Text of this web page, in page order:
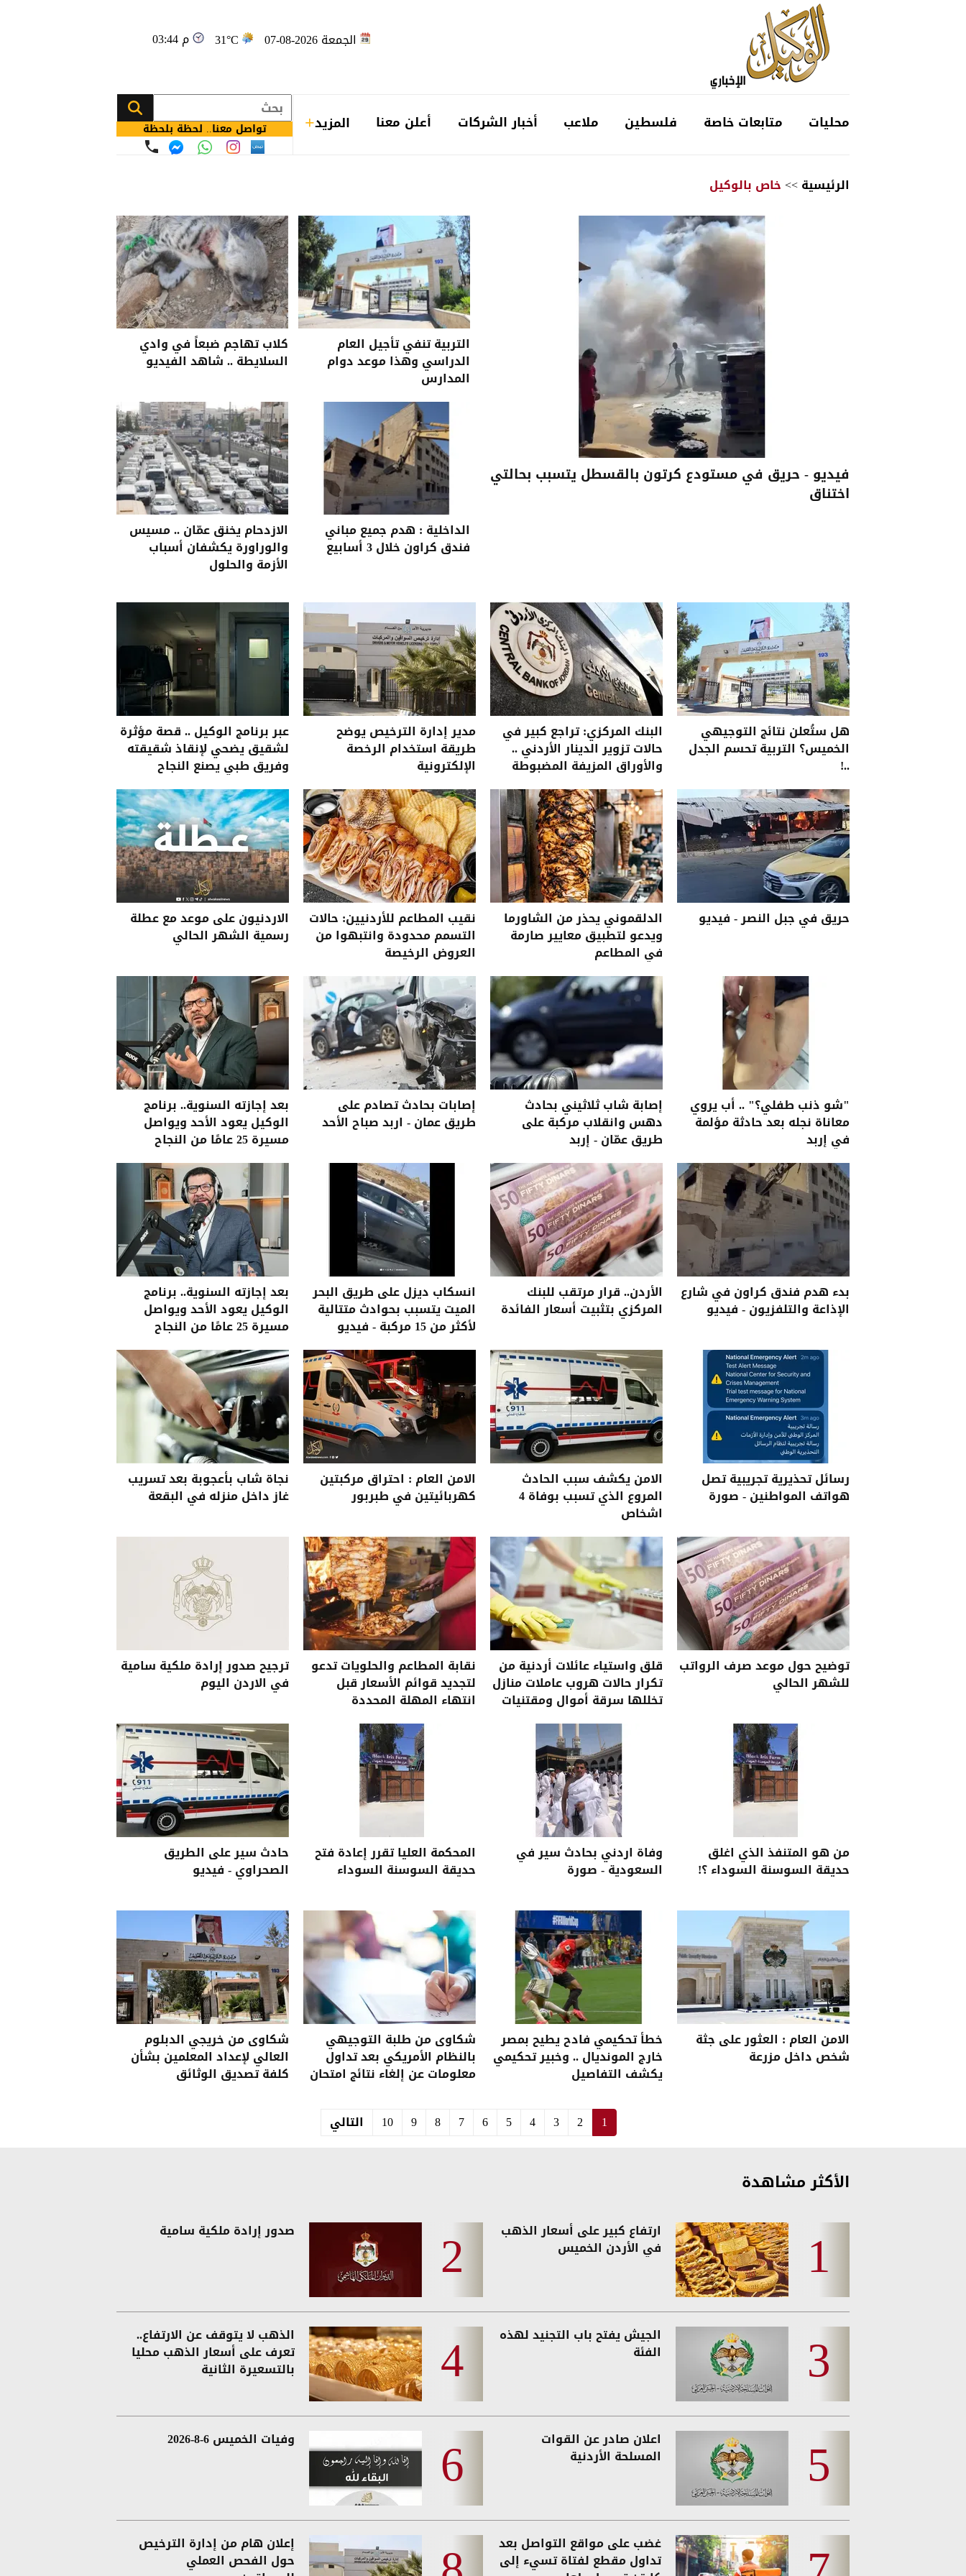
الجمعة 2026-08-07 31°C 03:44 م
محليات متابعات خاصة فلسطين ملاعب أخبار الشركات أعلن معنا المزيد تواصل معنا.. لحظة بلحظة
الرئيسية>>خاص بالوكيل
فيديو - حريق في مستودع كرتون بالقسطل يتسبب بحالتي
اختناق
التربية تنفي تأجيل العام
الدراسي وهذا موعد دوام
المدارس
الداخلية : هدم جميع مباني
فندق كراون خلال 3 أسابيع
كلاب تهاجم ضبعاً في وادي
السلايطة .. شاهد الفيديو
الازدحام يخنق عمّان .. مسيس
والوراورة يكشفان أسباب
الأزمة والحلول
هل ستُعلن نتائج التوجيهي
الخميس؟ التربية تحسم الجدل
..!
البنك المركزي: تراجع كبير في
حالات تزوير الدينار الأردني ..
والأوراق المزيفة المضبوطة
مدير إدارة الترخيص يوضح
طريقة استخدام الرخصة
الإلكترونية
عبر برنامج الوكيل .. قصة مؤثرة
لشقيق يضحي لإنقاذ شقيقته
وفريق طبي يصنع النجاح
حريق في جبل النصر - فيديو الدلقموني يحذر من الشاورما
ويدعو لتطبيق معايير صارمة
في المطاعم
نقيب المطاعم للأردنيين: حالات
التسمم محدودة وانتبهوا من
العروض الرخيصة
الاردنيون على موعد مع عطلة
رسمية الشهر الحالي
"شو ذنب طفلي؟" .. أب يروي
معاناة نجله بعد حادثة مؤلمة
في إربد
إصابة شاب ثلاثيني بحادث
دهس وانقلاب مركبة على
طريق عمّان - إربد
إصابات بحادث تصادم على
طريق عمان - اربد صباح الأحد
بعد إجازته السنوية.. برنامج
الوكيل يعود الأحد ويواصل
مسيرة 25 عامًا من النجاح
بدء هدم فندق كراون في شارع
الإذاعة والتلفزيون - فيديو
الأردن.. قرار مرتقب للبنك
المركزي بتثبيت أسعار الفائدة
انسكاب ديزل على طريق البحر
الميت يتسبب بحوادث متتالية
لأكثر من 15 مركبة - فيديو
بعد إجازته السنوية.. برنامج
الوكيل يعود الأحد ويواصل
مسيرة 25 عامًا من النجاح
رسائل تحذيرية تجريبية تصل
هواتف المواطنين - صورة
الامن يكشف سبب الحادث
المروع الذي تسبب بوفاة 4
اشخاص
الامن العام : احتراق مركبتين
كهربائيتين في طبربور
نجاة شاب بأعجوبة بعد تسريب
غاز داخل منزله في البقعة
توضيح حول موعد صرف الرواتب
للشهر الحالي
قلق واستياء عائلات أردنية من
تكرار حالات هروب عاملات منازل
تخللها سرقة أموال ومقتنيات
نقابة المطاعم والحلويات تدعو
لتجديد قوائم الأسعار قبل
انتهاء المهلة المحددة
ترجيح صدور إرادة ملكية سامية
في الاردن اليوم
من هو المتنفذ الذي اغلق
حديقة السوسنة السوداء ؟!
وفاة اردني بحادث سير في
السعودية - صورة
المحكمة العليا تقرر إعادة فتح
حديقة السوسنة السوداء
حادث سير على الطريق
الصحراوي - فيديو
الامن العام : العثور على جثة
شخص داخل مزرعة
خطأ تحكيمي فادح يطيح بمصر
خارج المونديال .. وخبير تحكيمي
يكشف التفاصيل
شكاوى من طلبة التوجيهي
بالنظام الأمريكي بعد تداول
معلومات عن إلغاء نتائج امتحان
شكاوى من خريجي الدبلوم
العالي لإعداد المعلمين بشأن
كلفة تصديق الوثائق
1
2
3
4
5
6
7
8
9
10 التالي
الأكثر مشاهدة
ارتفاع كبير على أسعار الذهب
في الأردن الخميس
صدور إرادة ملكية سامية
الجيش يفتح باب التجنيد لهذه
الفئة
الذهب لا يتوقف عن الارتفاع..
تعرف على أسعار الذهب محليا
بالتسعيرة الثانية
اعلان صادر عن القوات
المسلحة الأردنية
وفيات الخميس 6-8-2026
غضب على مواقع التواصل بعد
تداول مقطع لفتاة تسيء إلى
إعلان هام من إدارة الترخيص
حول الفحص العملي